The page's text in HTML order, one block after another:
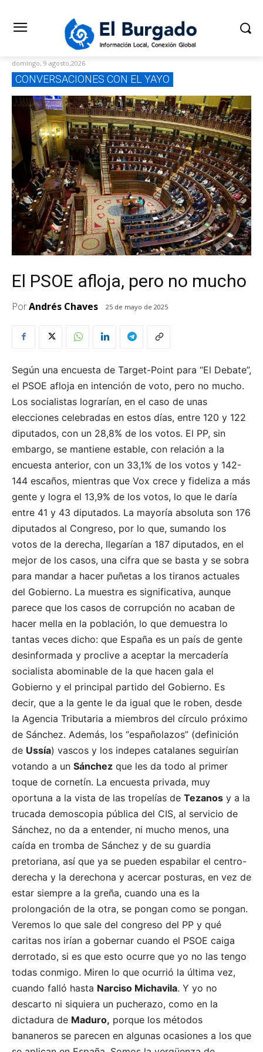
domingo, 9 agosto,2026
CONVERSACIONES CON EL YAYO
El PSOE afloja, pero no mucho
PorAndrés Chaves 25 de mayo de 2025
Según una encuesta de Target-Point para “El Debate”,
el PSOE afloja en intención de voto, pero no mucho.
Los socialistas lograrían, en el caso de unas
elecciones celebradas en estos días, entre 120 y 122
diputados, con un 28,8% de los votos. El PP, sin
embargo, se mantiene estable, con relación a la
encuesta anterior, con un 33,1% de los votos y 142-
144 escaños, mientras que Vox crece y fideliza a más
gente y logra el 13,9% de los votos, lo que le daría
entre 41 y 43 diputados. La mayoría absoluta son 176
diputados al Congreso, por lo que, sumando los
votos de la derecha, llegarían a 187 diputados, en el
mejor de los casos, una cifra que se basta y se sobra
para mandar a hacer puñetas a los tiranos actuales
del Gobierno. La muestra es significativa, aunque
parece que los casos de corrupción no acaban de
hacer mella en la población, lo que demuestra lo
tantas veces dicho: que España es un país de gente
desinformada y proclive a aceptar la mercadería
socialista abominable de la que hacen gala el
Gobierno y el principal partido del Gobierno. Es
decir, que a la gente le da igual que le roben, desde
la Agencia Tributaria a miembros del círculo próximo
de Sánchez. Además, los “españolazos” (definición
de Ussía) vascos y los indepes catalanes seguirían
votando a un Sánchez que les da todo al primer
toque de cornetín. La encuesta privada, muy
oportuna a la vista de las tropelías de Tezanos y a la
trucada demoscopia pública del CIS, al servicio de
Sánchez, no da a entender, ni mucho menos, una
caída en tromba de Sánchez y de su guardia
pretoriana, así que ya se pueden espabilar el centro-
derecha y la derechona y acercar posturas, en vez de
estar siempre a la greña, cuando una es la
prolongación de la otra, se pongan como se pongan.
Veremos lo que sale del congreso del PP y qué
caritas nos irían a gobernar cuando el PSOE caiga
derrotado, si es que esto ocurre que yo no las tengo
todas conmigo. Miren lo que ocurrió la última vez,
cuando falló hasta Narciso Michavila. Y yo no
descarto ni siquiera un pucherazo, como en la
dictadura de Maduro, porque los métodos
bananeros se parecen en algunas ocasiones a los que